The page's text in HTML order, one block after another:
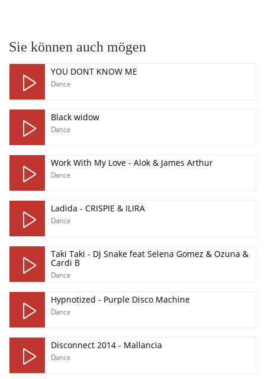
Sie können auch mögen
YOU DONT KNOW ME
Dance
Black widow
Dance
Work With My Love - Alok & James Arthur
Dance
Ladida - CRISPIE & ILIRA
Dance
Taki Taki - DJ Snake feat Selena Gomez & Ozuna &
Cardi B
Dance
Hypnotized - Purple Disco Machine
Dance
Disconnect 2014 - Mallancia
Dance